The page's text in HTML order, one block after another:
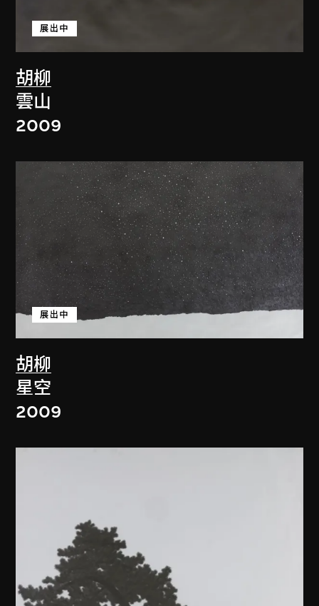
胡柳
展出中
雲山
2009
胡柳
展出中
星空
2009